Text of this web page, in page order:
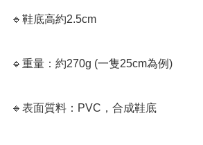
🔹鞋底高約2.5cm
🔹重量：約270g (一隻25cm為例)
🔹表面質料：PVC，合成鞋底